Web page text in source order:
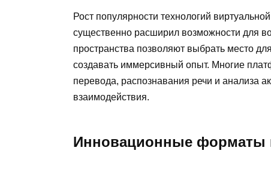
Рост популярности технологий
существенно расширил возможности для
пространства позволяют выбрать место
создавать иммерсивный опыт. Многие
перевода, распознавания речи и анализа
взаимодействия.
Инновационные форматы